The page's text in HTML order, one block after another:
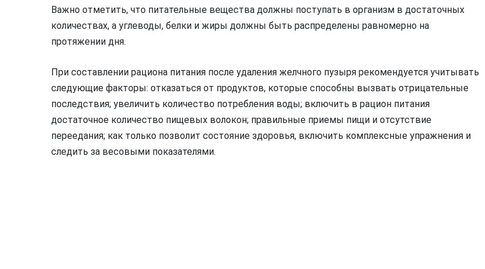
Важно отметить, что питательные вещества должны поступать в организм в достаточных
количествах, а углеводы, белки и жиры должны быть распределены равномерно на
протяжении дня.
При составлении рациона питания после удаления желчного пузыря рекомендуется учитывать
следующие факторы: отказаться от продуктов, которые способны вызвать отрицательные
последствия; увеличить количество потребления воды; включить в рацион питания
достаточное количество пищевых волокон; правильные приемы пищи и отсутствие
переедания; как только позволит состояние здоровья, включить комплексные упражнения и
следить за весовыми показателями.